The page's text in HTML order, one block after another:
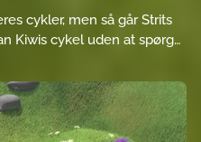
cykler, men så går Strits
Kiwis cykel uden at spørge
det kun værre. Heldigvis
de to cykler til en